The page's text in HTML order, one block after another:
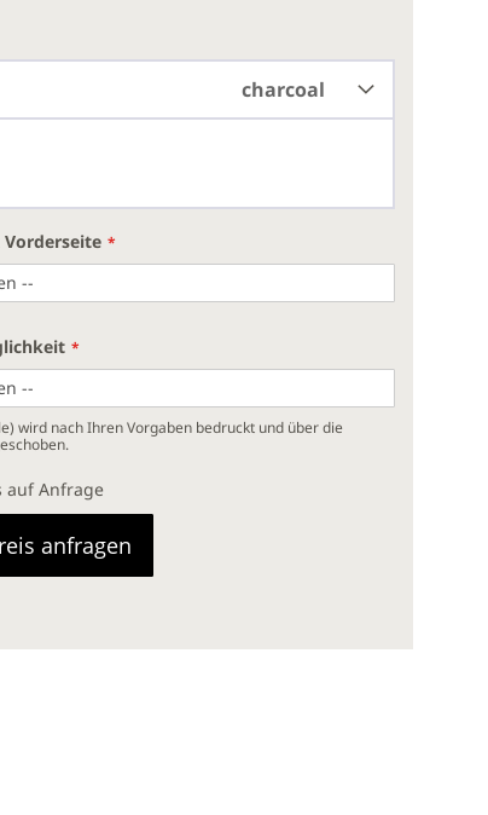
charcoal
wird nach Ihren Vorgaben bedruckt und über die
auf Anfrage
anfragen